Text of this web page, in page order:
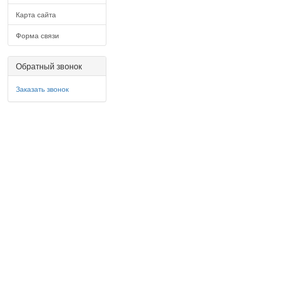
Карта сайта
Форма связи
Обратный звонок
Заказать звонок